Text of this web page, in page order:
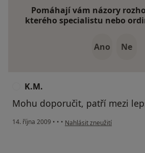
Pomáhají vám názory
kterého specialistu nebo
Ano Ne
K.M.
Mohu doporučit, patří mezi
14. října 2009 • • • podle názoru uživatele K.M.
Nahlásit zneužití